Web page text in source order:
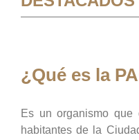
¿Qué es la
Es un organismo que
habitantes de la